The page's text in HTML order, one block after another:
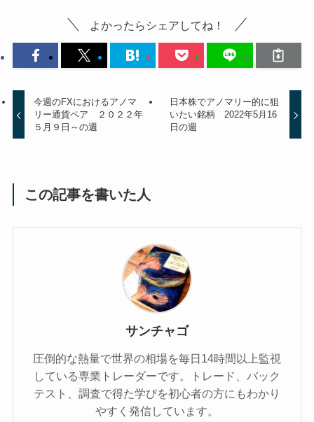
よかったらシェアしてね！
今週のFXにおけるアノマ
リー通貨ペア ２０２２年
５月９日～の週
日本株でアノマリー的に狙
いたい銘柄 2022年5月16
日の週
この記事を書いた人
サンチャゴ
圧倒的な熱量で世界の相場を毎日14時間以上監視
している専業トレーダーです。トレード、バック
テスト、調査で得た学びを初心者の方にもわかり
やすく発信しています。